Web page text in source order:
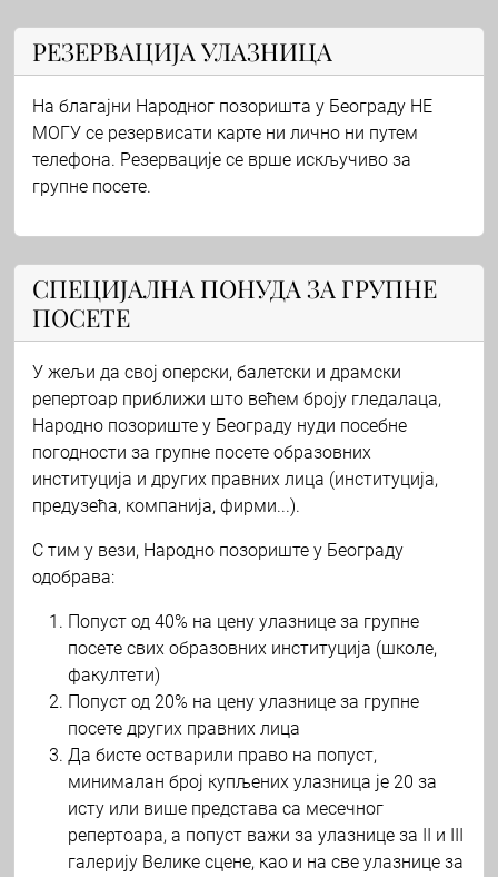
РЕЗЕРВАЦИЈА УЛАЗНИЦА
На благајни Народног позоришта у Београду НЕ
МОГУ се резервисати карте ни лично ни путем
телефона. Резервације се врше искључиво за
групне посете.
СПЕЦИЈАЛНА ПОНУДА ЗА ГРУПНЕ
ПОСЕТЕ
У жељи да свој оперски, балетски и драмски
репертоар приближи што већем броју гледалаца,
Народно позориште у Београду нуди посебне
погодности за групне посете образовних
институција и других правних лица (институција,
предузећа, компанија, фирми...).
С тим у вези, Народно позориште у Београду
одобрава:
Попуст од 40% на цену улазнице за групне
посете свих образовних институција (школе,
факултети)
Попуст од 20% на цену улазнице за групне
посете других правних лица
Да бисте остварили право на попуст,
минималан број купљених улазница је 20 за
исту или више представа са месечног
репертоара, а попуст важи за улазнице за II и III
галерију Велике сцене, као и на све улазнице за